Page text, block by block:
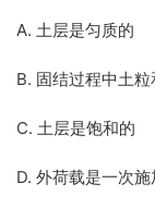
A. 土层是匀质的
B. 固结过程中土
C. 土层是饱和的
D. 外荷载是一次施